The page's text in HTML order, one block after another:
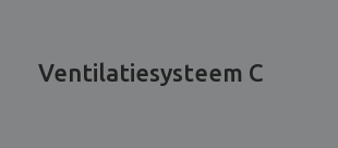
Ventilatiesysteem C